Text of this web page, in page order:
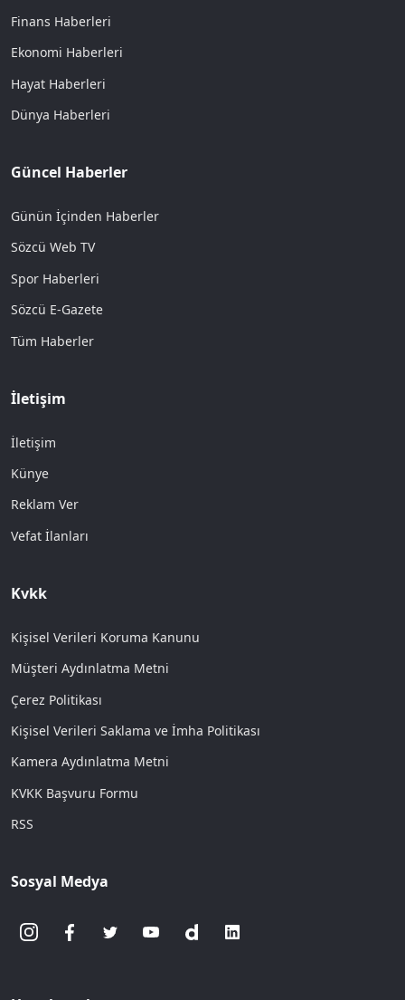
Finans Haberleri
Ekonomi Haberleri
Hayat Haberleri
Dünya Haberleri
Güncel Haberler
Günün İçinden Haberler
Sözcü Web TV
Spor Haberleri
Sözcü E-Gazete
Tüm Haberler
İletişim
İletişim
Künye
Reklam Ver
Vefat İlanları
Kvkk
Kişisel Verileri Koruma Kanunu
Müşteri Aydınlatma Metni
Çerez Politikası
Kişisel Verileri Saklama ve İmha Politikası
Kamera Aydınlatma Metni
KVKK Başvuru Formu
RSS
Sosyal Medya